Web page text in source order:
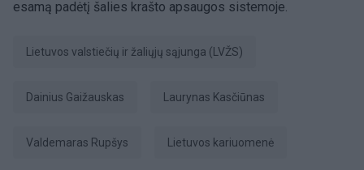
esamą padėtį šalies krašto apsaugos sistemoje.
Lietuvos valstiečių ir žaliųjų sąjunga (LVŽS)
Dainius Gaižauskas Laurynas Kasčiūnas
Valdemaras Rupšys Lietuvos kariuomenė